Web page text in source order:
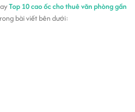
Top 10 cao ốc cho thuê văn phòng gần
bài viết bên dưới: